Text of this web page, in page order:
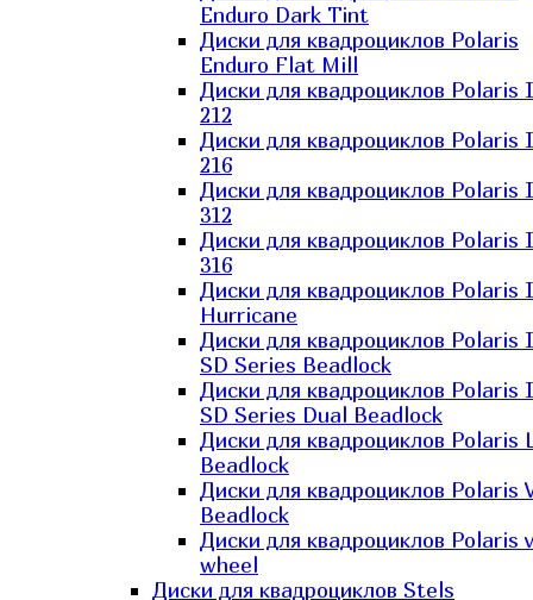
Enduro Dark Tint
Диски для квадроциклов Polaris
Enduro Flat Mill
Диски для квадроциклов Polaris
212
Диски для квадроциклов Polaris
216
Диски для квадроциклов Polaris
312
Диски для квадроциклов Polaris
316
Диски для квадроциклов Polaris
Hurricane
Диски для квадроциклов Polaris
SD Series Beadlock
Диски для квадроциклов Polaris
SD Series Dual Beadlock
Диски для квадроциклов Polaris
Beadlock
Диски для квадроциклов Polaris
Beadlock
Диски для квадроциклов Polaris
wheel
Диски для квадроциклов Stels